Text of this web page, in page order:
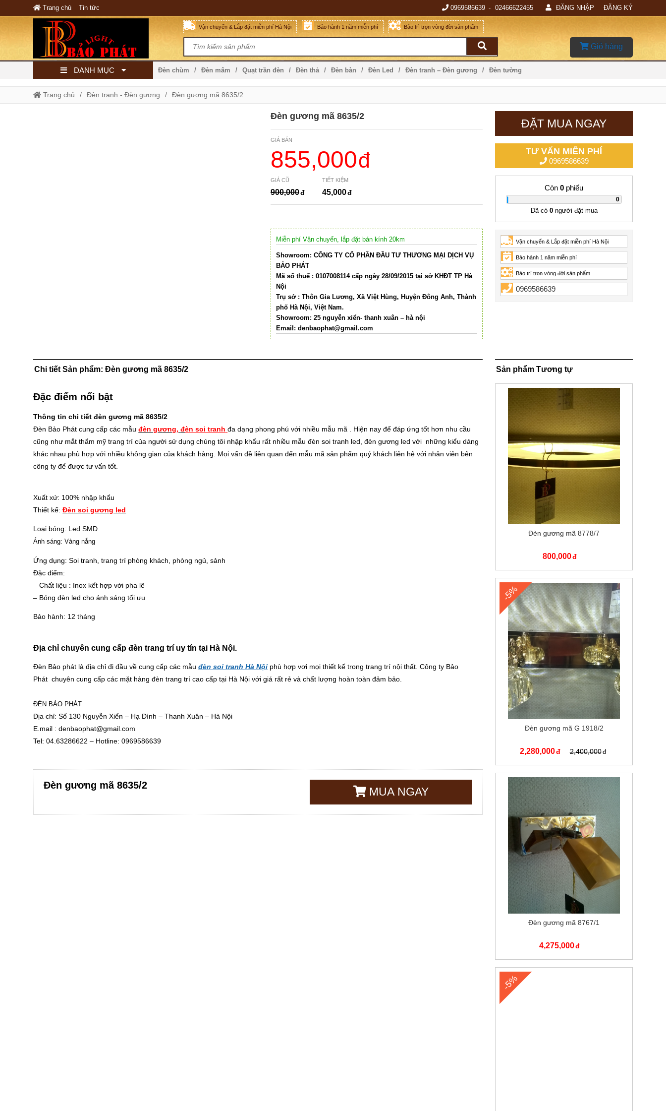
Trang chủ Tin tức 0969586639 02466622455 ĐĂNG NHẬP ĐĂNG KÝ
Vận chuyển & Lắp đặt miễn phí Hà Nội Bảo hành 1 năm miễn phí Bảo trì trọn vòng đời sản phẩm
Giỏ hàng
DANH MỤC Đèn chùm Đèn mâm Quạt trần đèn Đèn thả Đèn bàn Đèn Led Đèn tranh – Đèn gương Đèn tường
Trang chủ Đèn tranh - Đèn gương Đèn gương mã 8635/2
Đèn gương mã 8635/2
GIÁ BÁN
855,000
GIÁ CŨ
900,000
TIẾT KIỆM
45,000
Miễn phí Vận chuyển, lắp đặt bán kính 20km
Showroom: CÔNG TY CỔ PHẦN ĐẦU TƯ THƯƠNG MẠI DỊCH VỤ
BẢO PHÁT
Mã số thuế : 0107008114 cấp ngày 28/09/2015 tại sở KHĐT TP Hà
Nội
Trụ sở : Thôn Gia Lương, Xã Việt Hùng, Huyện Đông Anh, Thành
phố Hà Nội, Việt Nam.
Showroom: 25 nguyễn xiển- thanh xuân – hà nội
Email: denbaophat@gmail.com
ĐẶT MUA NGAY
TƯ VẤN MIỄN PHÍ
0969586639
Còn0 phiếu
0
Đã có 0người đặt mua
Vận chuyển & Lắp đặt miễn phí Hà Nội
Bảo hành 1 năm miễn phí
Bảo trì trọn vòng đời sản phẩm
0969586639
Chi tiết Sản phẩm: Đèn gương mã 8635/2
Đặc điểm nổi bật
Thông tin chi tiết đèn gương mã 8635/2
Đèn Bảo Phát cung cấp các mẫuđèn gương,đèn soi tranh đa dạng phong phú với nhiều mẫu mã
. Hiện nay để đáp ứng tốt hơn nhu cầu
cũng như mắt thẩm mỹ trang trí của người sử dụng chúng tôi nhập khẩu rất nhiều mẫu đèn soi tranh led, đèn gương led với những kiểu dáng
khác nhau phù hợp với nhiều không gian của khách hàng. Mọi vấn đề liên quan đến mẫu mã sản phẩm quý khách liên hệ với nhân viên bên
công ty để được tư vấn tốt.
Xuất xứ: 100% nhập khẩu
Thiết kế:Đèn soi gương led
Loại bóng: Led SMD
Ánh sáng: Vàng nắng
Ứng dụng: Soi tranh, trang trí phòng khách, phòng ngủ, sảnh
Đặc điểm:
– Chất liệu : Inox kết hợp với pha lê
– Bóng đèn led cho ánh sáng tối ưu
Bảo hành: 12 tháng
Địa chỉ chuyên cung cấp đèn trang trí uy tín tại Hà Nội.
Đèn Bảo phát là địa chỉ đi đầu về cung cấp các mẫuđèn soi tranh Hà Nội phù hợp vơi mọi thiết kế trong trang trí nội thất. Công ty Bảo
Phát chuyên cung cấp các mặt hàng đèn trang trí cao cấp tại Hà Nội với giá rất rẻ và chất lượng hoàn toàn đảm bảo.
ĐÈN BẢO PHÁT
Địa chỉ: Số 130 Nguyễn Xiển – Hạ Đình – Thanh Xuân – Hà Nội
E.mail :denbaophat@gmail.com
Tel: 04.63286622 – Hotline: 0969586639
Đèn gương mã 8635/2
MUA NGAY
Sản phẩm Tương tự
Đèn gương mã 8778/7
800,000
-5%
Đèn gương mã G 1918/2
2,280,000 2,400,000
Đèn gương mã 8767/1
4,275,000
-5%